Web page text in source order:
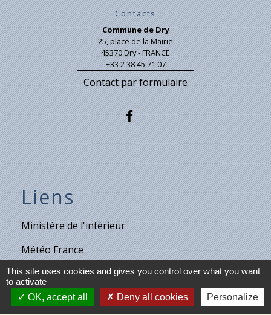
Contacts
Commune de Dry
25, place de la Mairie
45370 Dry - FRANCE
+33 2 38 45 71 07
Contact par formulaire
Liens
Ministère de l'intérieur
Météo France
Vigicrues
Son & Lumières de Cléry
This site uses cookies and gives you control over what you want
to activate
OK, accept all
Deny all cookies Personalize